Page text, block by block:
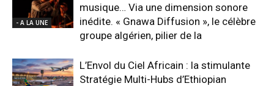
- A LA UNE
musique… Via une dimension sonore
inédite. « Gnawa Diffusion », le célèbre
groupe algérien, pilier de la
L’Envol du Ciel Africain : la stimulante
Stratégie Multi-Hubs d’Ethiopian